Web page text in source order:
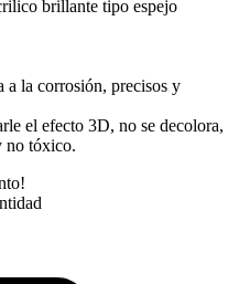
brillante tipo espejo
a la corrosión, precisos y
el efecto 3D, no se decolora,
no tóxico.